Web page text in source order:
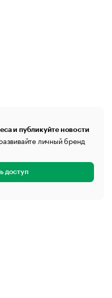
и публикуйте новости
личный бренд
доступ